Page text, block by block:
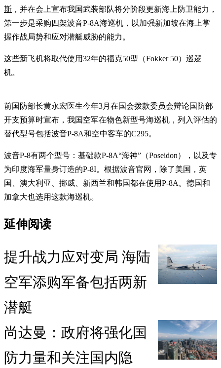
斯 ，并在会上宣布我国武装部队将分阶段更新海上防卫能力，
第一步是采购四架波音P-8A海巡机，以加强新加坡在海上掌
握作战局势和应对潜艇威胁的能力。
这些新飞机将取代使用32年的福克50型（Fokker 50）巡逻
机。
前国防部长黄永宏医生今年3月在国会拨款委员会辩论国防部
开支预算时宣布，我国空军在物色新型号海巡机，列入评估的
替代型号包括波音P-8A和空中客车的C295。
波音P-8有两个型号：基础款P-8A“海神”（Poseidon），以及专
为印度海军量身订造的P-8I。根据波音官网，除了美国，英
国、澳大利亚、挪威、新西兰和韩国都在使用P-8A。德国和
加拿大也选用这款海巡机。
延伸阅读
提升战力应对变局 海陆
空军添购军备包括两新
潜艇
尚达曼：政府将强化国
防力量和关注国内隐